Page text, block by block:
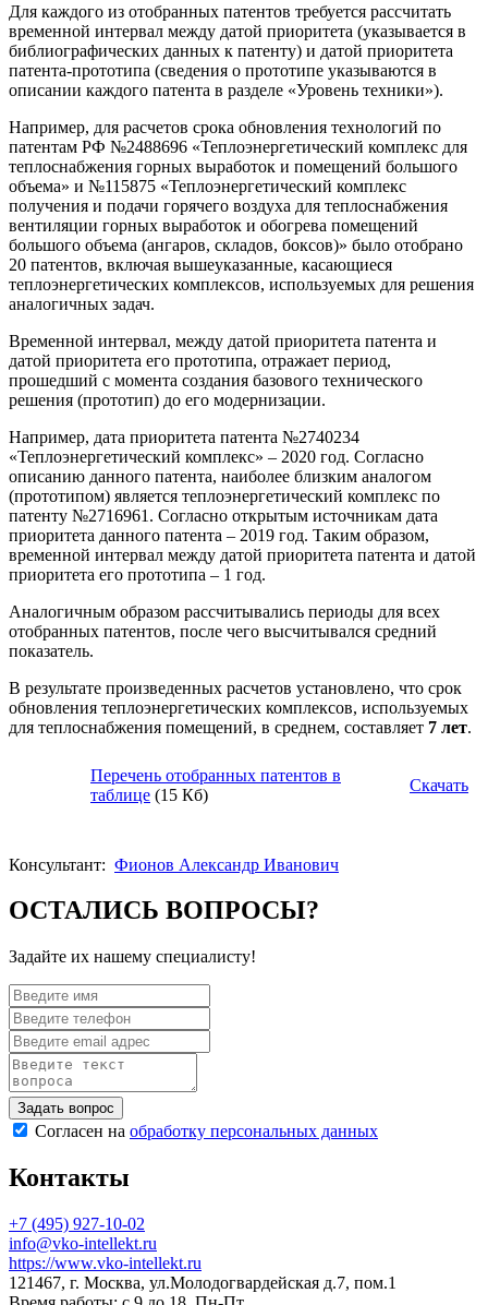
Для каждого из отобранных патентов требуется рассчитать
временной интервал между датой приоритета (указывается в
библиографических данных к патенту) и датой приоритета
патента-прототипа (сведения о прототипе указываются в
описании каждого патента в разделе «Уровень техники»).
Например, для расчетов срока обновления технологий по
патентам РФ №2488696 «Теплоэнергетический комплекс для
теплоснабжения горных выработок и помещений большого
объема» и №115875 «Теплоэнергетический комплекс
получения и подачи горячего воздуха для теплоснабжения
вентиляции горных выработок и обогрева помещений
большого объема (ангаров, складов, боксов)» было отобрано
20 патентов, включая вышеуказанные, касающиеся
теплоэнергетических комплексов, используемых для решения
аналогичных задач.
Временной интервал, между датой приоритета патента и
датой приоритета его прототипа, отражает период,
прошедший с момента создания базового технического
решения (прототип) до его модернизации.
Например, дата приоритета патента №2740234
«Теплоэнергетический комплекс» – 2020 год. Согласно
описанию данного патента, наиболее близким аналогом
(прототипом) является теплоэнергетический комплекс по
патенту №2716961. Согласно открытым источникам дата
приоритета данного патента – 2019 год. Таким образом,
временной интервал между датой приоритета патента и датой
приоритета его прототипа – 1 год.
Аналогичным образом рассчитывались периоды для всех
отобранных патентов, после чего высчитывался средний
показатель.
В результате произведенных расчетов установлено, что срок
обновления теплоэнергетических комплексов, используемых
для теплоснабжения помещений, в среднем, составляет 7 лет.
Перечень отобранных патентов в
таблице (15 Кб)
Скачать
Консультант: Фионов Александр Иванович
ОСТАЛИСЬ ВОПРОСЫ?
Задайте их нашему специалисту!
Согласен на обработку персональных данных
Контакты
+7 (495) 927-10-02
info@vko-intellekt.ru
https://www.vko-intellekt.ru
121467, г. Москва, ул.Молодогвардейская д.7, пом.1